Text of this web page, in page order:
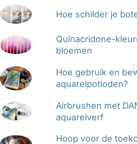
Hoe schilder je
Quinacridone-
bloemen
Hoe gebruik en
aquarelpotloden?
Airbrushen met
aquarelverf
Hoop voor de